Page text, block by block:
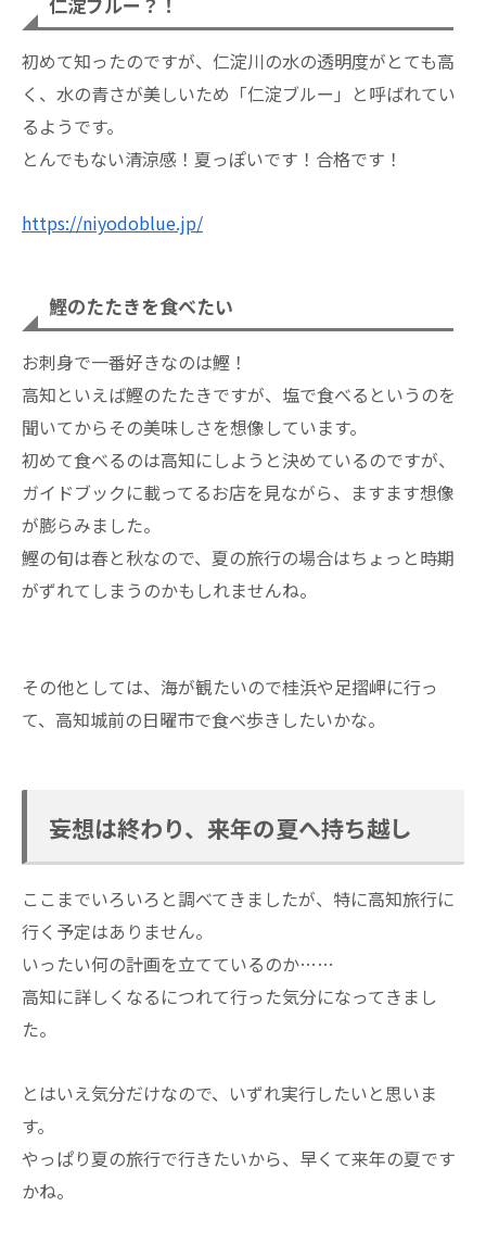
初めて知ったのですが、仁淀川の水の透明度がとても高
く、水の青さが美しいため「仁淀ブルー」と呼ばれてい
るようです。
とんでもない清涼感！夏っぽいです！合格です！
https://niyodoblue.jp/
鰹のたたきを食べたい
お刺身で一番好きなのは鰹！
高知といえば鰹のたたきですが、塩で食べるというのを
聞いてからその美味しさを想像しています。
初めて食べるのは高知にしようと決めているのですが、
ガイドブックに載ってるお店を見ながら、ますます想像
が膨らみました。
鰹の旬は春と秋なので、夏の旅行の場合はちょっと時期
がずれてしまうのかもしれませんね。
その他としては、海が観たいので桂浜や足摺岬に行っ
て、高知城前の日曜市で食べ歩きしたいかな。
妄想は終わり、来年の夏へ持ち越し
ここまでいろいろと調べてきましたが、特に高知旅行に
行く予定はありません。
いったい何の計画を立てているのか……
高知に詳しくなるにつれて行った気分になってきまし
た。
とはいえ気分だけなので、いずれ実行したいと思いま
す。
やっぱり夏の旅行で行きたいから、早くて来年の夏です
かね。